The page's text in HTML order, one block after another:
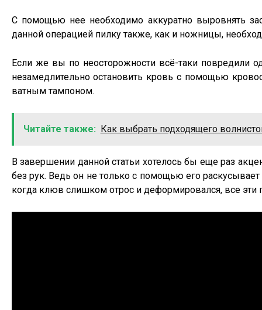
С помощью нее необходимо аккуратно выровнять
данной операцией пилку также, как и ножницы,
Если же вы по неосторожности всё-таки повредили
незамедлительно остановить кровь с помощью
ватным тампоном.
Читайте также: Как выбрать подходящего
В завершении данной статьи хотелось бы еще раз
без рук. Ведь он не только с помощью его
когда клюв слишком отрос и деформировался, все